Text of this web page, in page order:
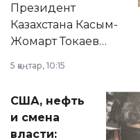
Президент
Казахстана Касым-
Жомарт Токаев
сразу несколько
актуальных тем —
от слухов о
политических
5 қаңтар, 10:15
США, нефть
и смена
власти: